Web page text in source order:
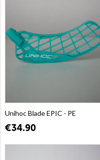
Unihoc Blade EPIC - PE
€34.90